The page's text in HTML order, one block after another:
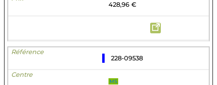
428,96 €
228-09538
MS